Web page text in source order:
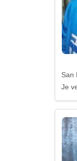
San
Je